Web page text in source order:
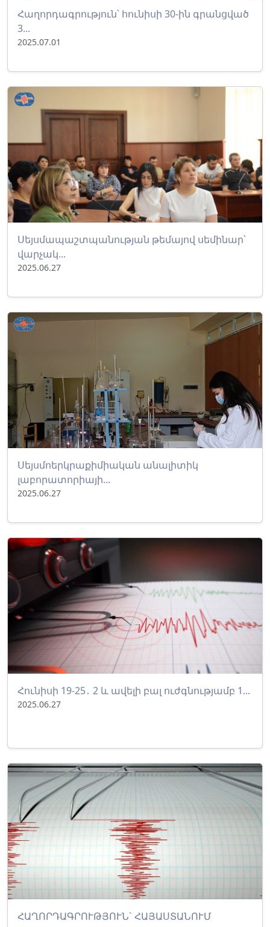
Հաղորդագրություն՝ հունիսի 30-ին գրանցված
3...
2025.07.01
Սեյսմապաշտպանության թեմայով սեմինար՝
վարչակ...
2025.06.27
Սեյսմոերկրաքիմիական անալիտիկ
լաբորատորիայի...
2025.06.27
Հունիսի 19-25․ 2 և ավելի բալ ուժգնությամբ 1...
2025.06.27
ՀԱՂՈՐԴԱԳՐՈՒԹՅՈՒՆ` ՀԱՅԱՍՏԱՆՈՒՄ